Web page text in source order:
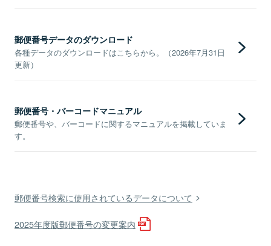
郵便番号データのダウンロード
各種データのダウンロードはこちらから。（2026年7月31日
更新）
郵便番号・バーコードマニュアル
郵便番号や、バーコードに関するマニュアルを掲載していま
す。
郵便番号検索に使用されているデータについて
2025年度版郵便番号の変更案内